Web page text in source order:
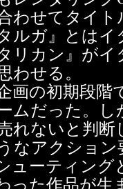
わせてタイ
ルガ』とはイ
リカン』が
わせる。
画の初期段階
ムだった。し
れないと判
なアクショ
ューティン
った作品が生